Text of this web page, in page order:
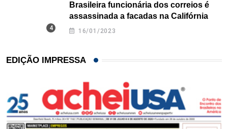
Brasileira funcionária dos correios é
assassinada a facadas na Califórnia
16/01/2023
EDIÇÃO IMPRESSA